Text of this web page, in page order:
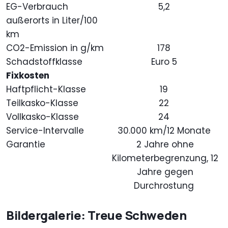
EG-Verbrauch
außerorts in Liter/100
km
5,2
CO2-Emission in g/km
178
Schadstoffklasse
Euro 5
Fixkosten
Haftpflicht-Klasse
19
Teilkasko-Klasse
22
Vollkasko-Klasse
24
Service-Intervalle
30.000 km/12 Monate
Garantie
2 Jahre ohne
Kilometerbegrenzung, 12
Jahre gegen
Durchrostung
Bildergalerie: Treue Schweden